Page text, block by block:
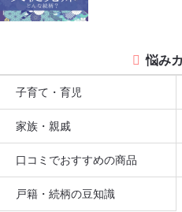
悩み
子育て・育児
家族・親戚
口コミでおすすめの商品
戸籍・続柄の豆知識